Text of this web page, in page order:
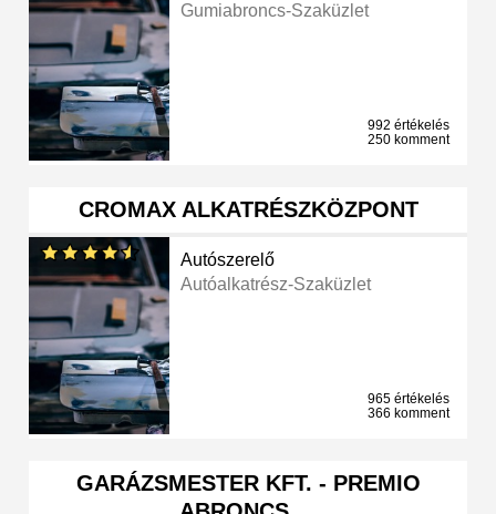
Gumiabroncs-Szaküzlet
992 értékelés
250 komment
CROMAX ALKATRÉSZKÖZPONT
Autószerelő
Autóalkatrész-Szaküzlet
965 értékelés
366 komment
GARÁZSMESTER KFT. - PREMIO